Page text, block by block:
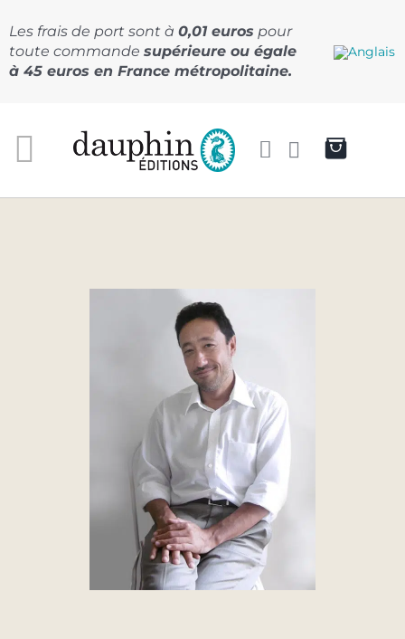
au
contenu
Les frais de port sont à 0,01 euros pour
toute commande supérieure ou égale
à 45 euros en France métropolitaine.